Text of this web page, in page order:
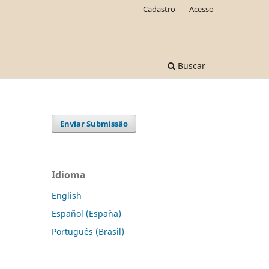
Buscar
Cadastro Acesso
Enviar Submissão
Idioma
English
Español (España)
Português (Brasil)